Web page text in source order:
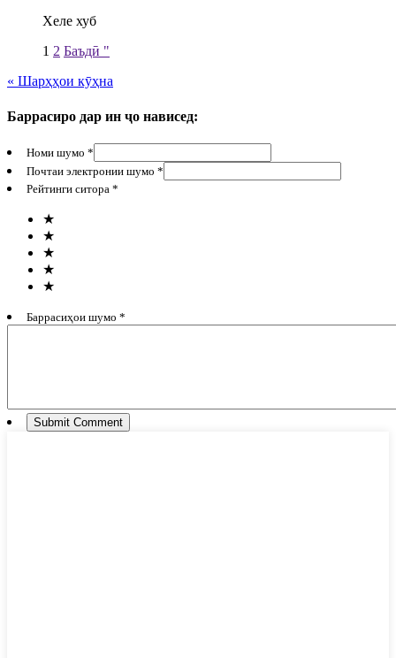
Хеле хуб
1 2 Баъдӣ "
« Шарҳҳои кӯҳна
Баррасиро дар ин ҷо нависед:
Номи шумо *
Почтаи электронии шумо *
Рейтинги ситора *
★
★
★
★
★
Баррасиҳои шумо *